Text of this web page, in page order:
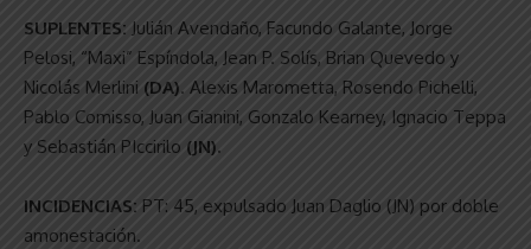
SUPLENTES: Julián Avendaño, Facundo Galante, Jorge
Pelosi, “Maxi” Espíndola, Jean P. Solís, Brian Quevedo y
Nicolás Merlini (DA). Alexis Marometta, Rosendo Pichelli,
Pablo Comisso, Juan Gianini, Gonzalo Kearney, Ignacio Teppa
y Sebastián PIccirilo (JN).
INCIDENCIAS: PT: 45, expulsado Juan Daglio (JN) por doble
amonestación.